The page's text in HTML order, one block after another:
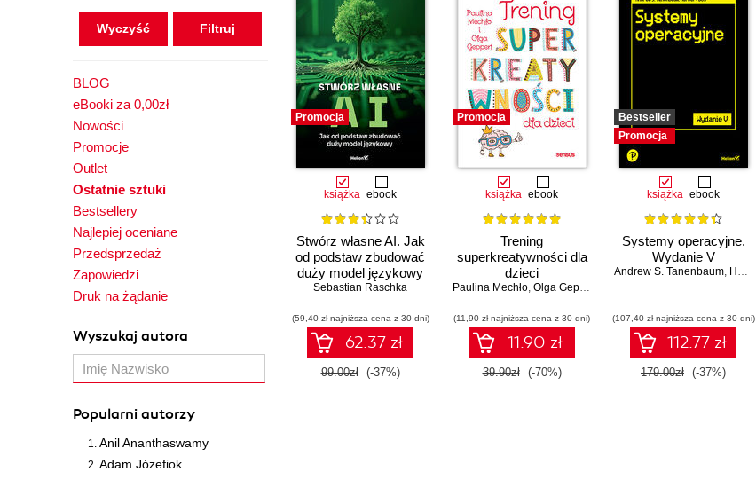
Wyczyść
BLOG
eBooki za 0,00zł
Nowości
Promocje
Outlet
Ostatnie sztuki
Bestsellery
Najlepiej oceniane
Przedsprzedaż
Zapowiedzi
Druk na żądanie
Wyszukaj autora
Popularni autorzy
Anil Ananthaswamy
Adam Józefiok
Promocja
książka ebook
Stwórz własne AI. Jak
od podstaw zbudować
duży model językowy
Sebastian Raschka
(59,40 zł najniższa cena z 30 dni)
62.37 zł
99.00zł (-37%)
Promocja
książka ebook
Trening
superkreatywności dla
dzieci
Paulina Mechło, Olga Geppert
(11,90 zł najniższa cena z 30 dni)
11.90 zł
39.90zł (-70%)
Bestseller
Promocja
książka ebook
Systemy operacyjne.
Wydanie V
Andrew S. Tanenbaum, Herbert Bos
(107,40 zł najniższa cena z 30 dni)
112.77 zł
179.00zł (-37%)